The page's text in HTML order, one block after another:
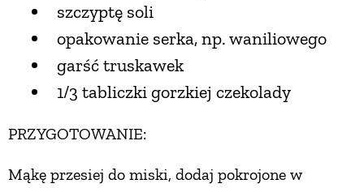
szczyptę soli
opakowanie serka, np. waniliowego
garść truskawek
1/3 tabliczki gorzkiej czekolady
PRZYGOTOWANIE:
Mąkę przesiej do miski, dodaj pokrojone w